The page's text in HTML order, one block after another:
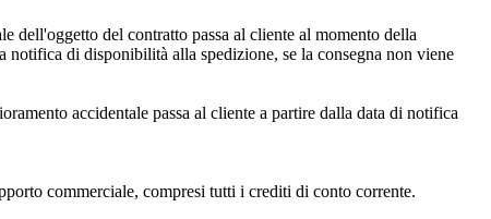
dell'oggetto del contratto passa al cliente al momento della
notifica di disponibilità alla spedizione, se la consegna non viene
accidentale passa al cliente a partire dalla data di notifica
commerciale, compresi tutti i crediti di conto corrente.